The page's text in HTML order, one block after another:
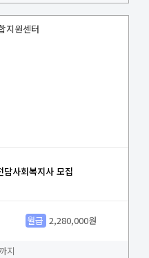
지원센터
사회복지사 모집
월급 2,280,000원
지